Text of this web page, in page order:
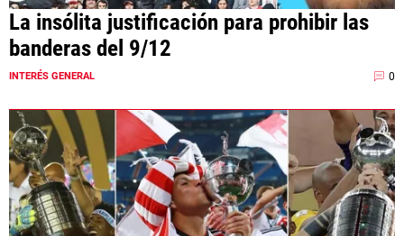
La insólita justificación para prohibir las
banderas del 9/12
INTERÉS GENERAL 0